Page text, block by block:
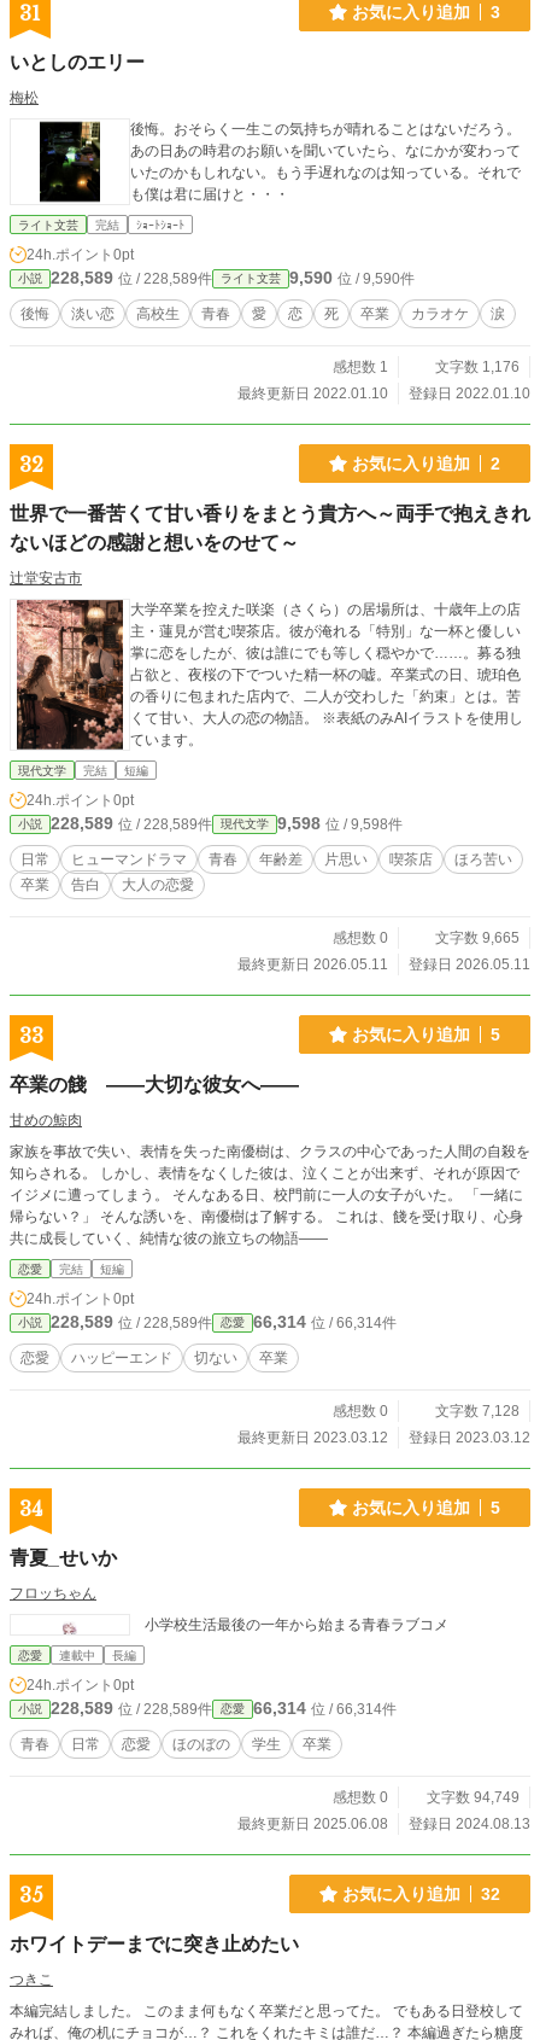
31 お気に入り追加 3
いとしのエリー
梅松
後悔。おそらく一生この気持ちが晴れることはないだろう。
あの日あの時君のお願いを聞いていたら、なにかが変わって
いたのかもしれない。もう手遅れなのは知っている。それで
も僕は君に届けと・・・
ライト文芸 完結 ｼｮｰﾄｼｮｰﾄ
24h.ポイント 0pt
小説 228,589 位 / 228,589件 ライト文芸 9,590 位 / 9,590件
後悔 淡い恋 高校生 青春 愛 恋 死 卒業 カラオケ 涙
感想数 1
文字数 1,176
最終更新日 2022.01.10
登録日 2022.01.10
32 お気に入り追加 2
世界で一番苦くて甘い香りをまとう貴方へ～両手で抱えきれ
ないほどの感謝と想いをのせて～
辻堂安古市
大学卒業を控えた咲楽（さくら）の居場所は、十歳年上の店
主・蓮見が営む喫茶店。彼が淹れる「特別」な一杯と優しい
掌に恋をしたが、彼は誰にでも等しく穏やかで……。募る独
占欲と、夜桜の下でついた精一杯の嘘。卒業式の日、琥珀色
の香りに包まれた店内で、二人が交わした「約束」とは。苦
くて甘い、大人の恋の物語。 ※表紙のみAIイラストを使用し
ています。
現代文学 完結 短編
24h.ポイント 0pt
小説 228,589 位 / 228,589件 現代文学 9,598 位 / 9,598件
日常 ヒューマンドラマ 青春 年齢差 片思い 喫茶店
ほろ苦い
卒業
告白 大人の恋愛
感想数 0
文字数 9,665
最終更新日 2026.05.11
登録日 2026.05.11
33 お気に入り追加 5
卒業の餞 ——大切な彼女へ——
甘めの鯨肉
家族を事故で失い、表情を失った南優樹は、クラスの中心であった人間の自殺を
知らされる。 しかし、表情をなくした彼は、泣くことが出来ず、それが原因で
イジメに遭ってしまう。 そんなある日、校門前に一人の女子がいた。 「一緒に
帰らない？」 そんな誘いを、南優樹は了解する。 これは、餞を受け取り、心身
共に成長していく、純情な彼の旅立ちの物語——
恋愛 完結 短編
24h.ポイント 0pt
小説 228,589 位 / 228,589件 恋愛 66,314 位 / 66,314件
恋愛 ハッピーエンド 切ない 卒業
感想数 0
文字数 7,128
最終更新日 2023.03.12
登録日 2023.03.12
34 お気に入り追加 5
青夏_せいか
フロッちゃん
小学校生活最後の一年から始まる青春ラブコメ
恋愛 連載中 長編
24h.ポイント 0pt
小説 228,589 位 / 228,589件 恋愛 66,314 位 / 66,314件
青春 日常 恋愛 ほのぼの 学生 卒業
感想数 0
文字数 94,749
最終更新日 2025.06.08
登録日 2024.08.13
35 お気に入り追加 32
ホワイトデーまでに突き止めたい
つきこ
本編完結しました。 このまま何もなく卒業だと思ってた。 でもある日登校して
みれば、俺の机にチョコが…？ これをくれたキミは誰だ…？ 本編過ぎたら糖度